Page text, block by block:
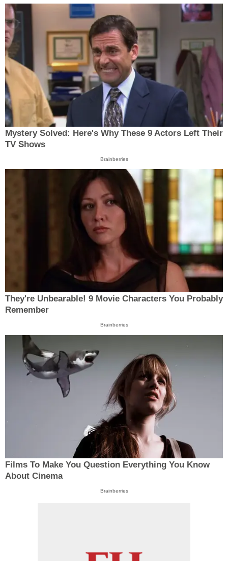
Mystery Solved: Here's Why These 9 Actors Left Their
TV Shows
Brainberries
They're Unbearable! 9 Movie Characters You Probably
Remember
Brainberries
Films To Make You Question Everything You Know
About Cinema
Brainberries